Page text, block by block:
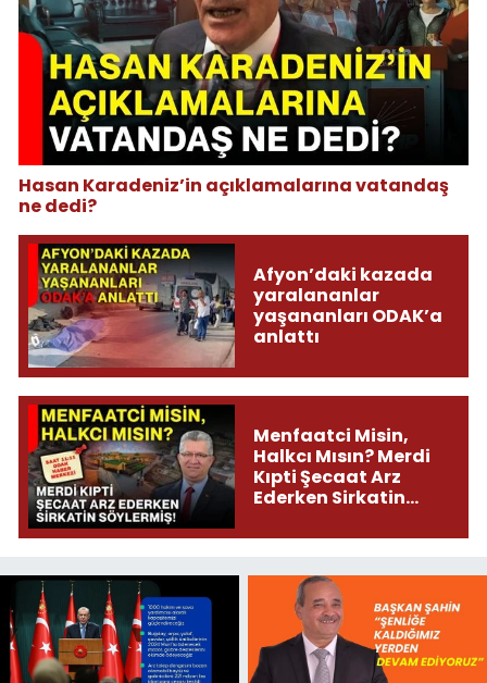
Hasan Karadeniz’in açıklamalarına vatandaş
ne dedi?
Afyon’daki kazada
yaralananlar
yaşananları ODAK’a
anlattı
Menfaatci Misin,
Halkcı Mısın? Merdi
Kıpti Şecaat Arz
Ederken Sirkatin